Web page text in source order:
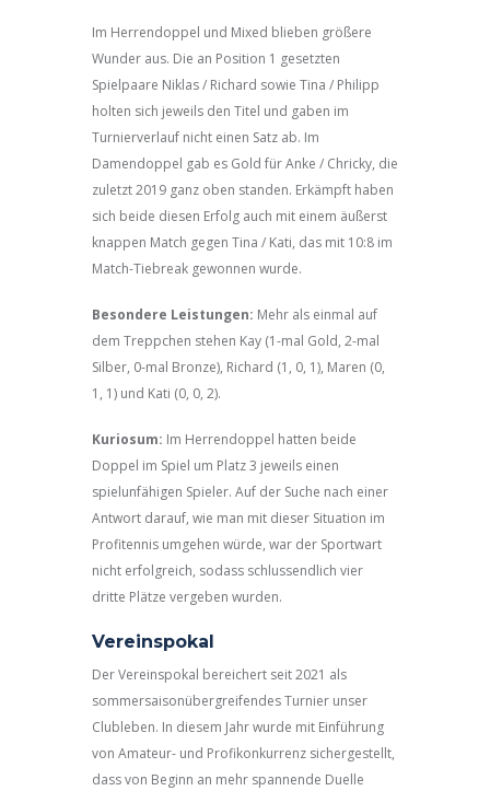
Im Herrendoppel und Mixed blieben größere
Wunder aus. Die an Position 1 gesetzten
Spielpaare Niklas / Richard sowie Tina / Philipp
holten sich jeweils den Titel und gaben im
Turnierverlauf nicht einen Satz ab. Im
Damendoppel gab es Gold für Anke / Chricky, die
zuletzt 2019 ganz oben standen. Erkämpft haben
sich beide diesen Erfolg auch mit einem äußerst
knappen Match gegen Tina / Kati, das mit 10:8 im
Match-Tiebreak gewonnen wurde.
Besondere Leistungen: Mehr als einmal auf
dem Treppchen stehen Kay (1-mal Gold, 2-mal
Silber, 0-mal Bronze), Richard (1, 0, 1), Maren (0,
1, 1) und Kati (0, 0, 2).
Kuriosum: Im Herrendoppel hatten beide
Doppel im Spiel um Platz 3 jeweils einen
spielunfähigen Spieler. Auf der Suche nach einer
Antwort darauf, wie man mit dieser Situation im
Profitennis umgehen würde, war der Sportwart
nicht erfolgreich, sodass schlussendlich vier
dritte Plätze vergeben wurden.
Vereinspokal
Der Vereinspokal bereichert seit 2021 als
sommersaisonübergreifendes Turnier unser
Clubleben. In diesem Jahr wurde mit Einführung
von Amateur- und Profikonkurrenz sichergestellt,
dass von Beginn an mehr spannende Duelle